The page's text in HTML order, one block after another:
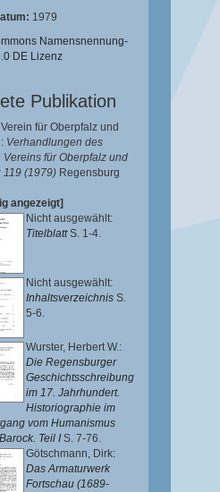
1979
Namensnennung-
DE Lizenz
Publikation
für Oberpfalz und
Verhandlungen des
Vereins für Oberpfalz und
119 (1979) Regensburg
angezeigt]
Nicht ausgewählt:
TitelblattS. 1-4.
Nicht ausgewählt:
Inhaltsverzeichnis S.
5-6.
Wurster, Herbert W.:
Die Regensburger
Geschichtsschreibung
im 17. Jahrhundert.
Historiographie im
vom Humanismus
Teil I S. 7-76.
Götschmann, Dirk:
Das Armaturwerk
Fortschau (1689-